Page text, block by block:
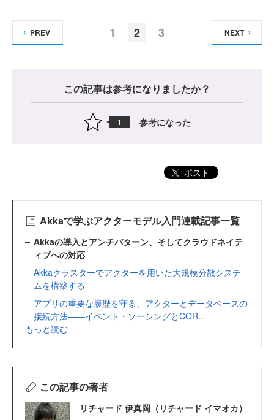
1 2 3
PREV NEXT
この記事は参考になりましたか？
1 参考になった
ポスト
Akkaで学ぶアクターモデル入門連載記事一覧
Akkaの導入とアンチパターン、そしてクラウドネイテ
ィブへの対応
Akkaクラスターでアクターを用いた大規模分散システ
ムを構築する
アプリの重要な履歴を守る、アクターとデータベースの
接続方法――イベント・ソーシングとCQR...
もっと読む
この記事の著者
リチャード 伊真岡（リチャード イマオカ）